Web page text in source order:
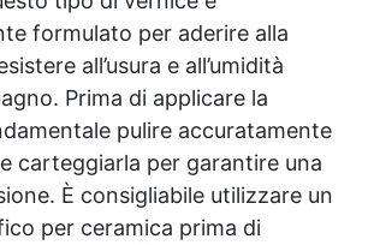
formulato per aderire alla
all’usura e all’umidità
Prima di applicare la
pulire accuratamente
carteggiarla per garantire una
È consigliabile utilizzare un
per ceramica prima di